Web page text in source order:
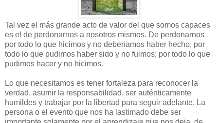
Tal vez el más grande acto de valor del que somos capaces
es el de perdonarnos a nosotros mismos. De perdonarnos
por todo lo que hicimos y no deberíamos haber hecho; por
todo lo que pudimos haber sido y no fuimos; por todo lo que
pudimos hacer y no hicimos.
Lo que necesitamos es tener fortaleza para reconocer la
verdad, asumir la responsabilidad, ser auténticamente
humildes y trabajar por la libertad para seguir adelante. La
persona o el evento que nos ha lastimado debe ser